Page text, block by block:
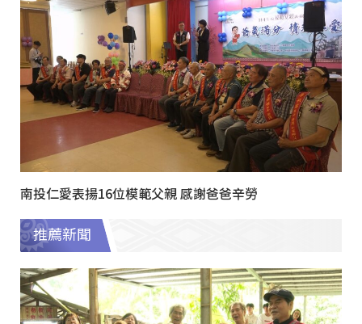
南投仁愛表揚16位模範父親 感謝爸爸辛勞
推薦新聞